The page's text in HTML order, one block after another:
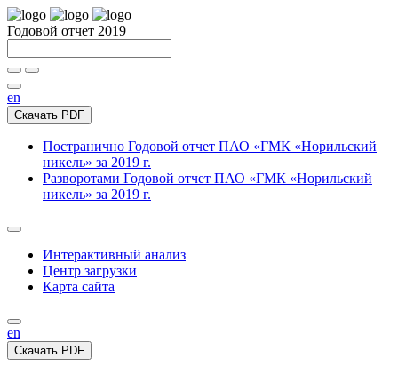
Годовой отчет 2019
en
Скачать PDF
Постранично Годовой отчет ПАО «ГМК «Норильский
никель» за 2019 г.
Разворотами Годовой отчет ПАО «ГМК «Норильский
никель» за 2019 г.
Интерактивный анализ
Центр загрузки
Карта сайта
en
Скачать PDF